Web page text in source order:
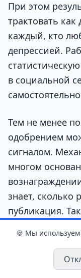
При этом
трактовать как
каждый, кто
депрессией.
в социальной
Тем не менее
одобрением
сигналом.
многом
знает, сколько
публикация.
проверять
фотографии и
🍪 Мы